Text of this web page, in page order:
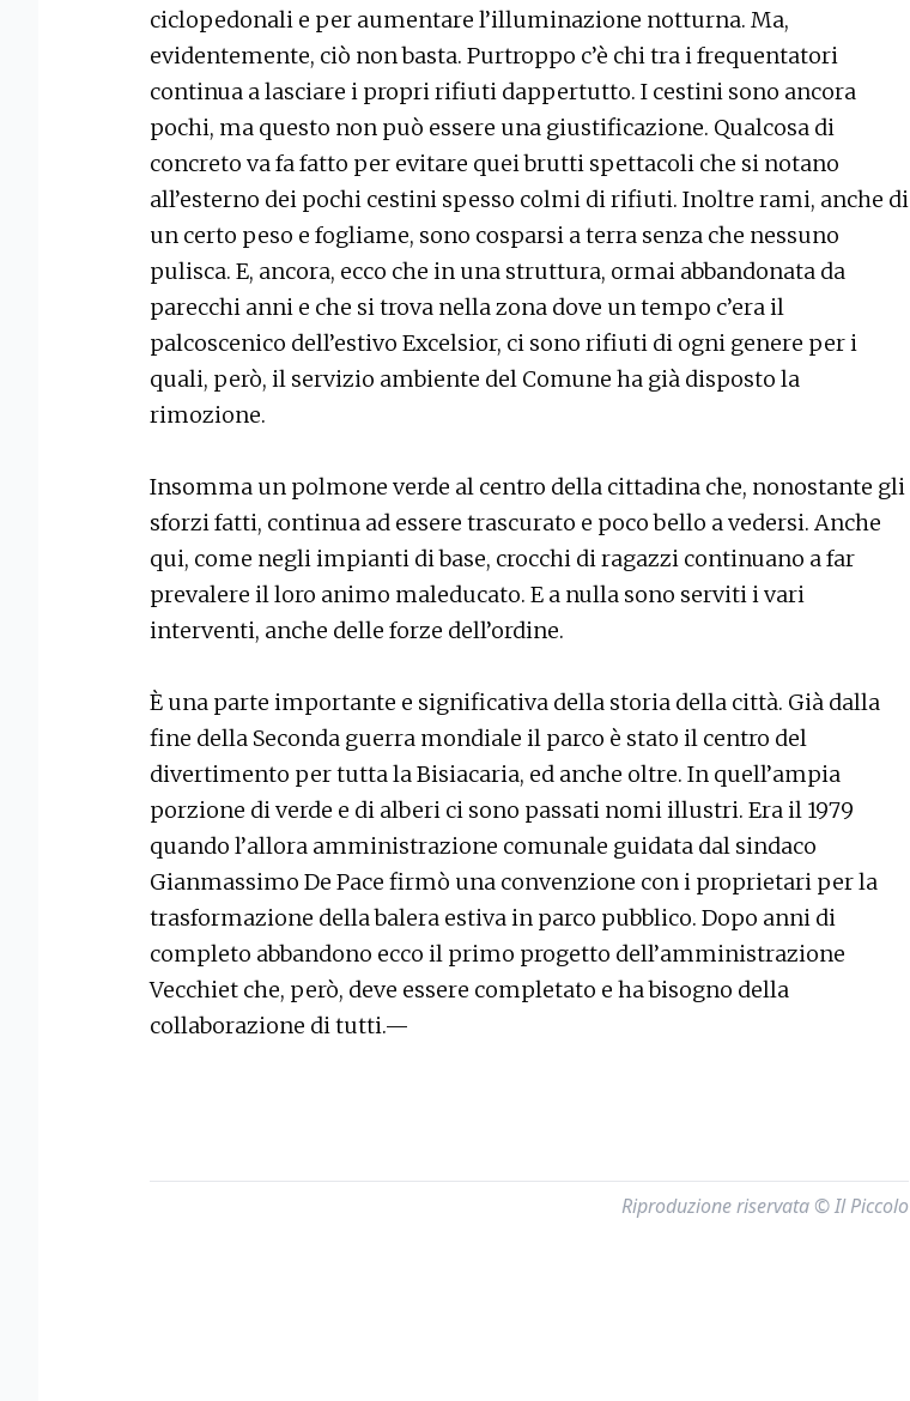
ciclopedonali e per aumentare l’illuminazione notturna. Ma,
evidentemente, ciò non basta. Purtroppo c’è chi tra i frequentatori
continua a lasciare i propri rifiuti dappertutto. I cestini sono ancora
pochi, ma questo non può essere una giustificazione. Qualcosa di
concreto va fa fatto per evitare quei brutti spettacoli che si notano
all’esterno dei pochi cestini spesso colmi di rifiuti. Inoltre rami, anche di
un certo peso e fogliame, sono cosparsi a terra senza che nessuno
pulisca. E, ancora, ecco che in una struttura, ormai abbandonata da
parecchi anni e che si trova nella zona dove un tempo c’era il
palcoscenico dell’estivo Excelsior, ci sono rifiuti di ogni genere per i
quali, però, il servizio ambiente del Comune ha già disposto la
rimozione.
Insomma un polmone verde al centro della cittadina che, nonostante gli
sforzi fatti, continua ad essere trascurato e poco bello a vedersi. Anche
qui, come negli impianti di base, crocchi di ragazzi continuano a far
prevalere il loro animo maleducato. E a nulla sono serviti i vari
interventi, anche delle forze dell’ordine.
È una parte importante e significativa della storia della città. Già dalla
fine della Seconda guerra mondiale il parco è stato il centro del
divertimento per tutta la Bisiacaria, ed anche oltre. In quell’ampia
porzione di verde e di alberi ci sono passati nomi illustri. Era il 1979
quando l’allora amministrazione comunale guidata dal sindaco
Gianmassimo De Pace firmò una convenzione con i proprietari per la
trasformazione della balera estiva in parco pubblico. Dopo anni di
completo abbandono ecco il primo progetto dell’amministrazione
Vecchiet che, però, deve essere completato e ha bisogno della
collaborazione di tutti.—
Riproduzione riservata © Il Piccolo